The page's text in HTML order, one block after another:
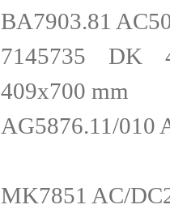
BA7903.81
7145735 DK
409x700
AG5876.11/
MK7851 AC/